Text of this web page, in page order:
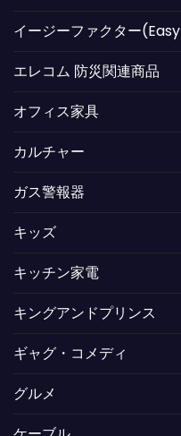
イージーファクター
エレコム 防災関連商品
オフィス家具
カルチャー
ガス警報器
キッズ
キッチン家電
キングアンドプリンス
ギャグ・コメディ
グルメ